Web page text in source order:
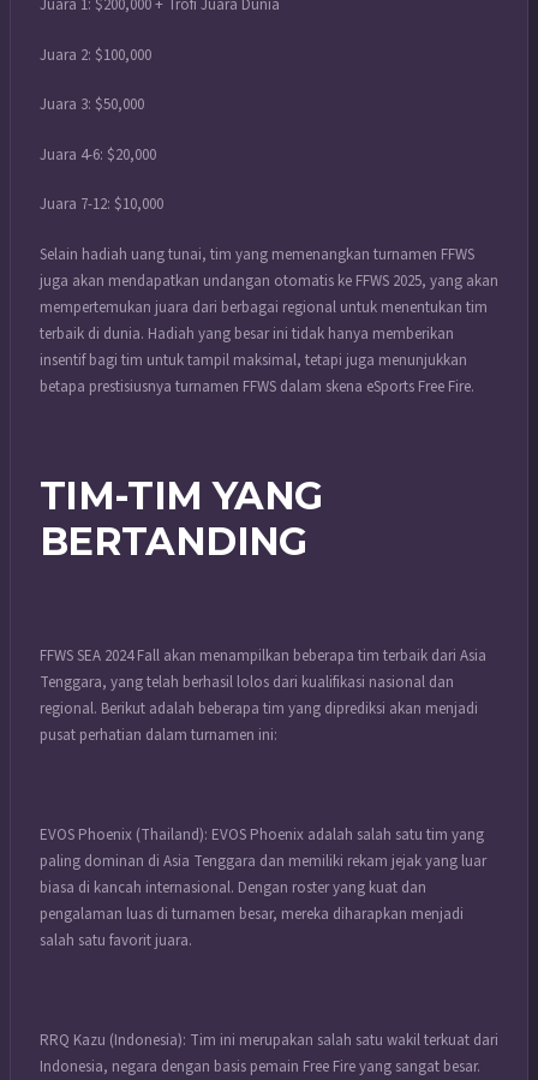
Juara 1: $200,000 + Trofi Juara Dunia
Juara 2: $100,000
Juara 3: $50,000
Juara 4-6: $20,000
Juara 7-12: $10,000
Selain hadiah uang tunai, tim yang memenangkan turnamen FFWS
juga akan mendapatkan undangan otomatis ke FFWS 2025, yang akan
mempertemukan juara dari berbagai regional untuk menentukan tim
terbaik di dunia. Hadiah yang besar ini tidak hanya memberikan
insentif bagi tim untuk tampil maksimal, tetapi juga menunjukkan
betapa prestisiusnya turnamen FFWS dalam skena eSports Free Fire.
TIM-TIM YANG
BERTANDING
FFWS SEA 2024 Fall akan menampilkan beberapa tim terbaik dari Asia
Tenggara, yang telah berhasil lolos dari kualifikasi nasional dan
regional. Berikut adalah beberapa tim yang diprediksi akan menjadi
pusat perhatian dalam turnamen ini:
EVOS Phoenix (Thailand): EVOS Phoenix adalah salah satu tim yang
paling dominan di Asia Tenggara dan memiliki rekam jejak yang luar
biasa di kancah internasional. Dengan roster yang kuat dan
pengalaman luas di turnamen besar, mereka diharapkan menjadi
salah satu favorit juara.
RRQ Kazu (Indonesia): Tim ini merupakan salah satu wakil terkuat dari
Indonesia, negara dengan basis pemain Free Fire yang sangat besar.